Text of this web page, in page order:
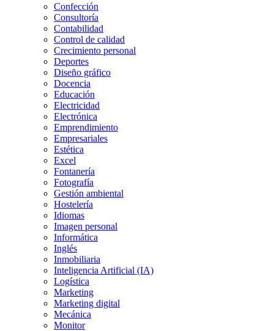
Confección
Consultoría
Contabilidad
Control de calidad
Crecimiento personal
Deportes
Diseño gráfico
Docencia
Educación
Electricidad
Electrónica
Emprendimiento
Empresariales
Estética
Excel
Fontanería
Fotografía
Gestión ambiental
Hostelería
Idiomas
Imagen personal
Informática
Inglés
Inmobiliaria
Inteligencia Artificial (IA)
Logística
Marketing
Marketing digital
Mecánica
Monitor